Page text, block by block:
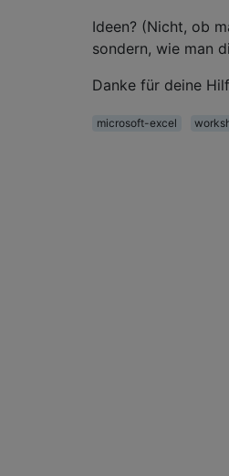
Ideen? (Nicht, ob
sondern, wie man
Danke für deine
microsoft-excel